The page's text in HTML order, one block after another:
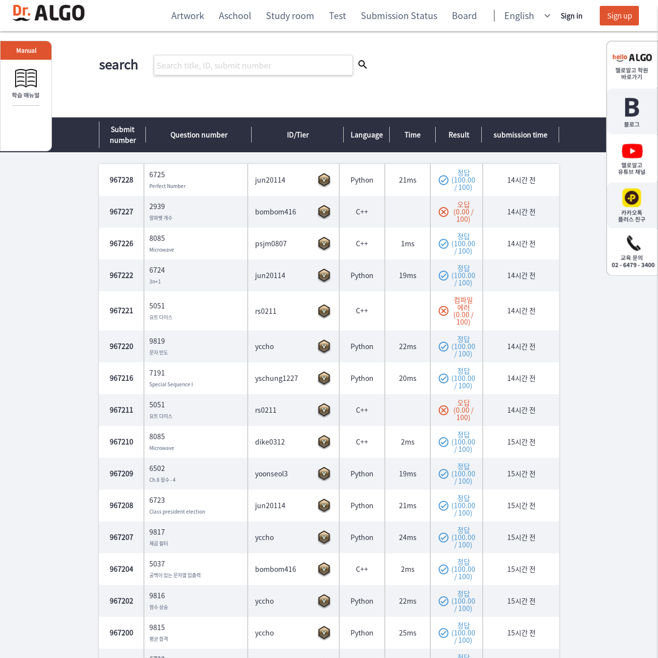
Artwork Aschool Study room Test Submission Status Board English keyboard_arrow_down Sign in Sign up
search
Submit
number
Question number ID/Tier Language Time Result submission time
967228
6725
Perfect Number
jun20114 Python 21ms
정답
(100.00
/ 100)
14시간 전
967227
2939
알파벳 개수
bombom416 C++
오답
(0.00 /
100)
14시간 전
967226
8085
Microwave
psjm0807 C++ 1ms
정답
(100.00
/ 100)
14시간 전
967222
6724
3n+1
jun20114 Python 19ms
정답
(100.00
/ 100)
14시간 전
967221 5051
요트 다이스
rs0211 C++
컴파일
에러
(0.00 /
100)
14시간 전
967220
9819
문자 빈도
yccho Python 22ms
정답
(100.00
/ 100)
14시간 전
967216
7191
Special Sequence I
yschung1227 Python 20ms
정답
(100.00
/ 100)
14시간 전
967211
5051
요트 다이스
rs0211 C++
오답
(0.00 /
100)
14시간 전
967210
8085
Microwave
dike0312 C++ 2ms
정답
(100.00
/ 100)
15시간 전
967209
6502
Ch.8 함수 - 4
yoonseol3 Python 19ms
정답
(100.00
/ 100)
15시간 전
967208
6723
Class president election
jun20114 Python 21ms
정답
(100.00
/ 100)
15시간 전
967207
9817
제곱 필터
yccho Python 24ms
정답
(100.00
/ 100)
15시간 전
967204
5037
공백이 있는 문자열 입출력
bombom416 C++ 2ms
정답
(100.00
/ 100)
15시간 전
967202
9816
점수 상승
yccho Python 22ms
정답
(100.00
/ 100)
15시간 전
967200
9815
평균 합격
yccho Python 25ms
정답
(100.00
/ 100)
15시간 전
Manual